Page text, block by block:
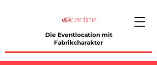
Die Eventlocation mit
Fabrikcharakter